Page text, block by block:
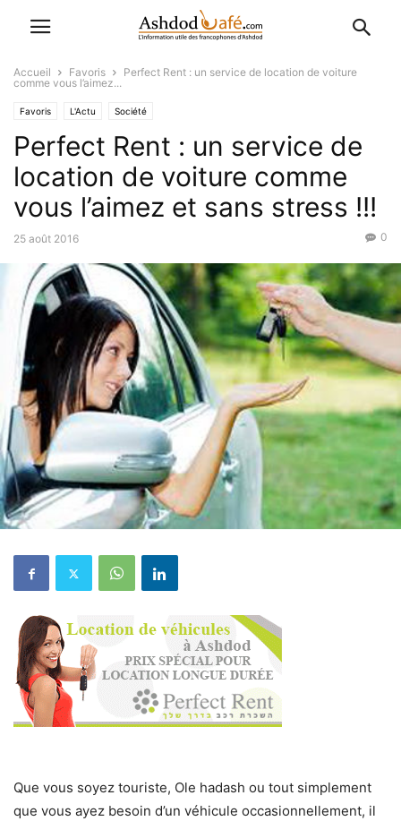
Accueil Favoris
Perfect Rent : un service de location de voiture
comme vous l’aimez...
Favoris L'Actu Société
Perfect Rent : un service de
location de voiture comme
vous l’aimez et sans stress !!!
25 août 2016 0
Que vous soyez touriste, Ole hadash ou tout simplement
que vous ayez besoin d’un véhicule occasionnellement, il